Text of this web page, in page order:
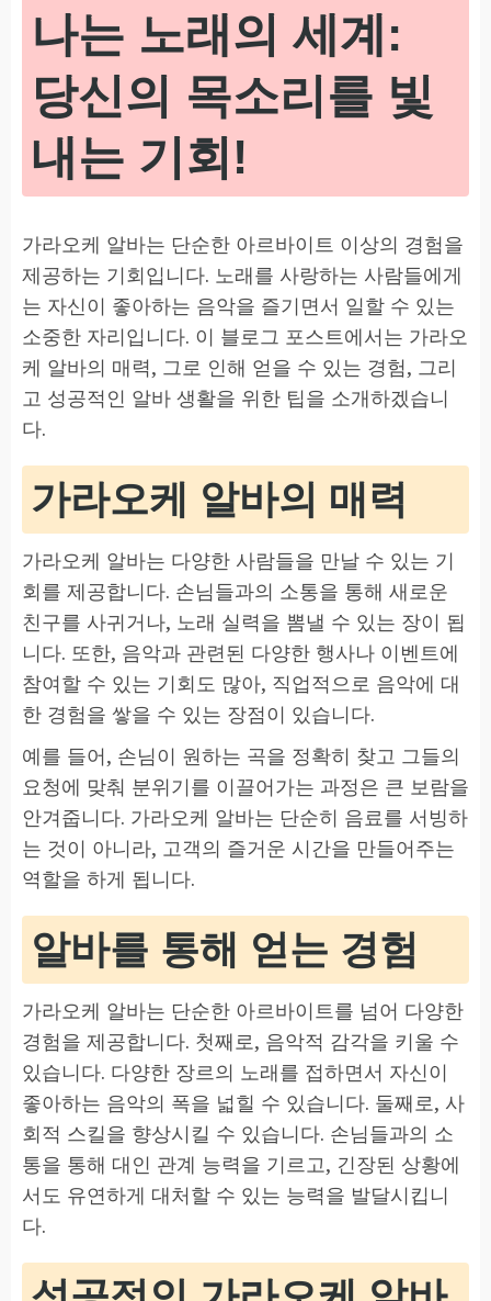
나는 노래의 세계:
당신의 목소리를 빛
내는 기회!
가라오케 알바는 단순한 아르바이트 이상의 경험을
제공하는 기회입니다. 노래를 사랑하는 사람들에게
는 자신이 좋아하는 음악을 즐기면서 일할 수 있는
소중한 자리입니다. 이 블로그 포스트에서는 가라오
케 알바의 매력, 그로 인해 얻을 수 있는 경험, 그리
고 성공적인 알바 생활을 위한 팁을 소개하겠습니
다.
가라오케 알바의 매력
가라오케 알바는 다양한 사람들을 만날 수 있는 기
회를 제공합니다. 손님들과의 소통을 통해 새로운
친구를 사귀거나, 노래 실력을 뽐낼 수 있는 장이 됩
니다. 또한, 음악과 관련된 다양한 행사나 이벤트에
참여할 수 있는 기회도 많아, 직업적으로 음악에 대
한 경험을 쌓을 수 있는 장점이 있습니다.
예를 들어, 손님이 원하는 곡을 정확히 찾고 그들의
요청에 맞춰 분위기를 이끌어가는 과정은 큰 보람을
안겨줍니다. 가라오케 알바는 단순히 음료를 서빙하
는 것이 아니라, 고객의 즐거운 시간을 만들어주는
역할을 하게 됩니다.
알바를 통해 얻는 경험
가라오케 알바는 단순한 아르바이트를 넘어 다양한
경험을 제공합니다. 첫째로, 음악적 감각을 키울 수
있습니다. 다양한 장르의 노래를 접하면서 자신이
좋아하는 음악의 폭을 넓힐 수 있습니다. 둘째로, 사
회적 스킬을 향상시킬 수 있습니다. 손님들과의 소
통을 통해 대인 관계 능력을 기르고, 긴장된 상황에
서도 유연하게 대처할 수 있는 능력을 발달시킵니
다.